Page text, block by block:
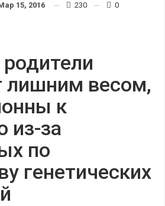
15, 2016 230 0
лишним весом,
к
из-за
по
генетических